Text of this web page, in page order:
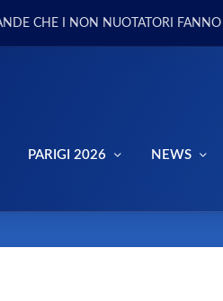
CHE I NON NUOTATORI FANNO
PARIGI 2026 NEWS